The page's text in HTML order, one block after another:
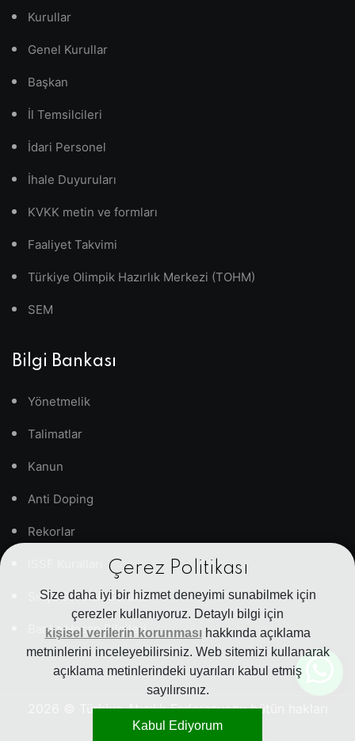
Çerez Politikası
Size daha iyi bir hizmet deneyimi sunabilmek için
çerezler kullanıyoruz. Detaylı bilgi için
kişisel verilerin korunmasıhakkında açıklama
metninlerini inceleyebilirsiniz. Web sitemizi kullanarak
açıklama metinlerindeki uyarıları kabul etmiş
sayılırsınız.
Kabul Ediyorum
Kurullar
Genel Kurullar
Başkan
İl Temsilcileri
İdari Personel
İhale Duyuruları
KVKK metin ve formları
Faaliyet Takvimi
Türkiye Olimpik Hazırlık Merkezi (TOHM)
SEM
Bilgi Bankası
Yönetmelik
Talimatlar
Kanun
Anti Doping
Rekorlar
Sıkça Sorulan Sorular
Banka Hesap Bilgileri
© Türkiye Atıcılık Federasyonu bütün hakları
saklıdır.